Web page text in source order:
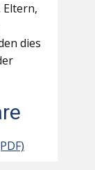
dies